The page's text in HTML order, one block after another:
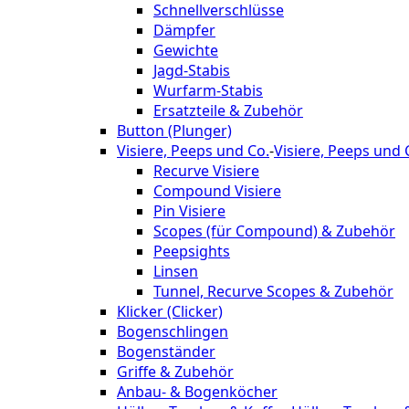
Schnellverschlüsse
Dämpfer
Gewichte
Jagd-Stabis
Wurfarm-Stabis
Ersatzteile & Zubehör
Button (Plunger)
Visiere, Peeps und Co.-Visiere, Peeps und
Recurve Visiere
Compound Visiere
Pin Visiere
Scopes (für Compound) & Zubehör
Peepsights
Linsen
Tunnel, Recurve Scopes & Zubehör
Klicker (Clicker)
Bogenschlingen
Bogenständer
Griffe & Zubehör
Anbau- & Bogenköcher